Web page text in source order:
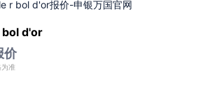
r bol d'or报价-申银万国官网
d'or
价
准